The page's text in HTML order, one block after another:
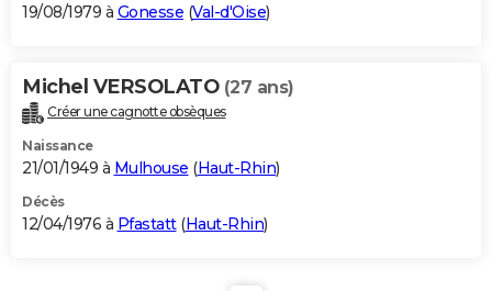
19/08/1979 à Gonesse (Val-d'Oise)
Michel VERSOLATO (27 ans)
Créer une cagnotte obsèques
Naissance
21/01/1949 à Mulhouse (Haut-Rhin)
Décès
12/04/1976 à Pfastatt(Haut-Rhin)